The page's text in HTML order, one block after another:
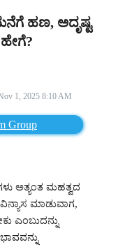
ಹಣ, ಅದೃಷ್ಟ
1, 2025 8:10 AM
Group
ಅತ್ಯಂತ ಮಹತ್ವದ
ಮಾಡುವಾಗ,
ಎಂಬುದನ್ನು